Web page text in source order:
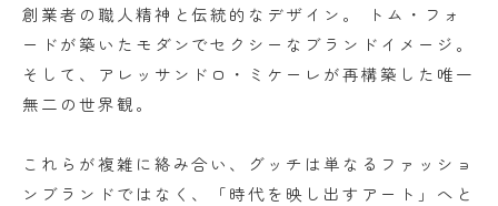
創業者の職人精神と伝統的なデザイン。 トム・フォ
ードが築いたモダンでセクシーなブランドイメージ。
そして、アレッサンドロ・ミケーレが再構築した唯一
無二の世界観。
これらが複雑に絡み合い、グッチは単なるファッショ
ンブランドではなく、「時代を映し出すアート」へと